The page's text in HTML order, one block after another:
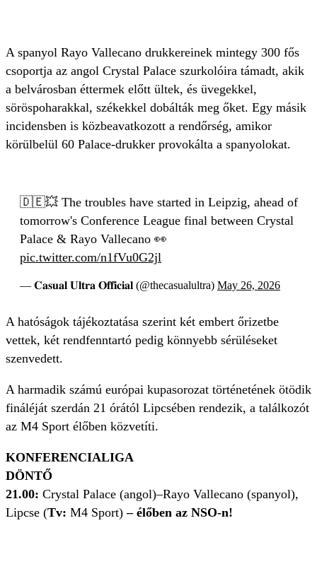
A spanyol Rayo Vallecano drukkereinek mintegy 300 fős
csoportja az angol Crystal Palace szurkolóira támadt, akik
a belvárosban éttermek előtt ültek, és üvegekkel,
söröspoharakkal, székekkel dobálták meg őket. Egy másik
incidensben is közbeavatkozott a rendőrség, amikor
körülbelül 60 Palace-drukker provokálta a spanyolokat.
🇩🇪💥 The troubles have started in Leipzig, ahead of
tomorrow's Conference League final between Crystal
Palace & Rayo Vallecano 👀
pic.twitter.com/n1fVu0G2jl
— 𝐂𝐚𝐬𝐮𝐚𝐥 𝐔𝐥𝐭𝐫𝐚 𝐎𝐟𝐟𝐢𝐜𝐢𝐚𝐥 (@thecasualultra) May 26, 2026
A hatóságok tájékoztatása szerint két embert őrizetbe
vettek, két rendfenntartó pedig könnyebb sérüléseket
szenvedett.
A harmadik számú európai kupasorozat történetének ötödik
fináléját szerdán 21 órától Lipcsében rendezik, a találkozót
az M4 Sport élőben közvetíti.
KONFERENCIALIGA
DÖNTŐ
21.00: Crystal Palace (angol)–Rayo Vallecano (spanyol),
Lipcse (Tv: M4 Sport)– élőben az NSO-n!